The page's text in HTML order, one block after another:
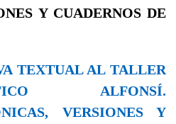
Y CUADERNOS DE
TEXTUAL AL TALLER
ALFONSÍ.
VERSIONES Y